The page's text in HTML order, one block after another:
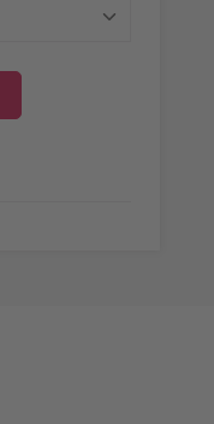
Anzahl: Gib